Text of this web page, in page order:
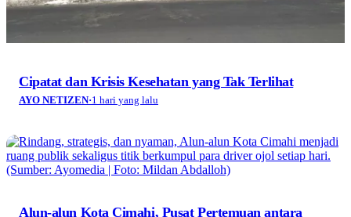
Cipatat dan Krisis Kesehatan yang Tak Terlihat
AYO NETIZEN·1 hari yang lalu
Alun-alun Kota Cimahi, Pusat Pertemuan antara